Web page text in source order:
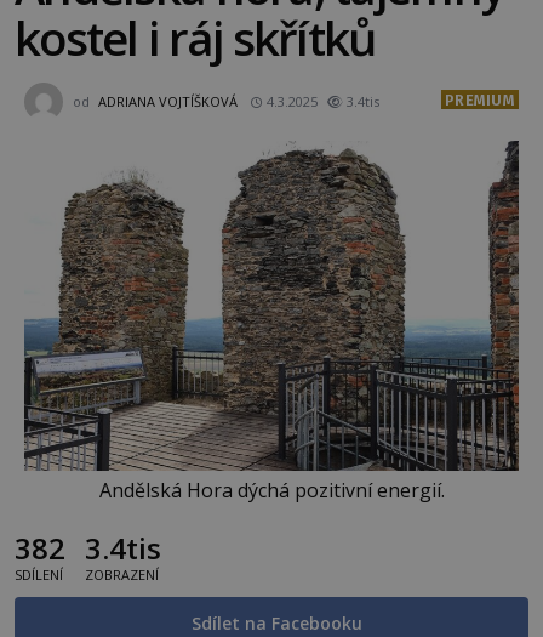
kostel i ráj skřítků
od ADRIANA VOJTÍŠKOVÁ 4.3.2025 3.4tis PREMIUM
Andělská Hora dýchá pozitivní energií.
382
SDÍLENÍ
3.4tis
ZOBRAZENÍ
Sdílet na Facebooku